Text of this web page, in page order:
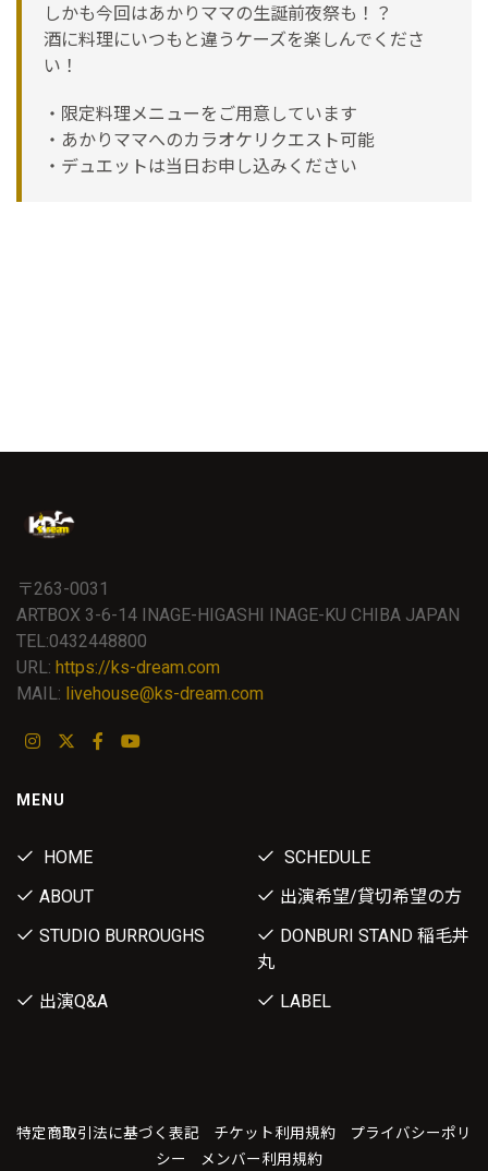
しかも今回はあかりママの生誕前夜祭も！？
酒に料理にいつもと違うケーズを楽しんでくださ
い！
・限定料理メニューをご用意しています
・あかりママへのカラオケリクエスト可能
・デュエットは当日お申し込みください
〒263-0031
ARTBOX 3-6-14 INAGE-HIGASHI INAGE-KU CHIBA JAPAN
TEL:0432448800
URL: https://ks-dream.com
MAIL: livehouse@ks-dream.com
MENU
HOME
SCHEDULE
ABOUT
出演希望/貸切希望の方
STUDIO BURROUGHS
DONBURI STAND 稲毛丼
丸
出演Q&A
LABEL
特定商取引法に基づく表記 チケット利用規約
プライバシーポリ
シー
メンバー利用規約